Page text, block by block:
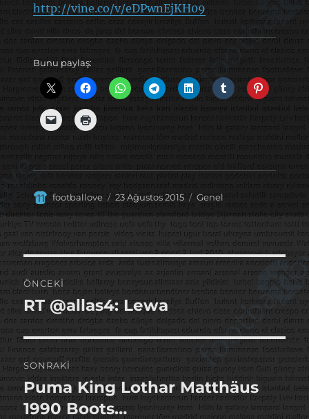
http://vine.co/v/eDPwnEjKH09
Bunu paylaş:
Yazar
footballove
Yayın
23 Ağustos 2015 Kategoriler
Genel
Yazı
gezinmesi
ÖNCEKI
Önceki
yazı:
RT @allas4: Lewa
SONRAKI
Sonraki
yazı:
Puma King Lothar Matthäus
1990 Boots…